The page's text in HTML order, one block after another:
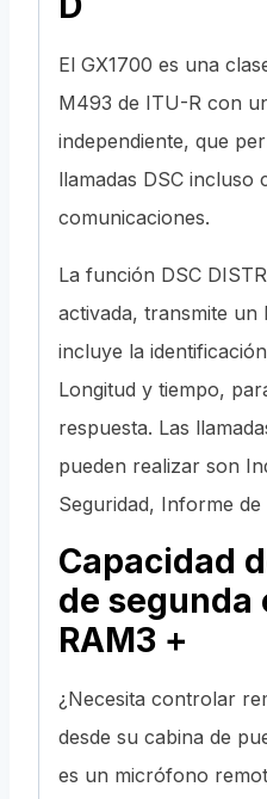
El GX1700 es una
M493 de ITU-R con
independiente, que
llamadas DSC incluso
comunicaciones.
La función DSC
activada, transmite un
incluye la
Longitud y tiempo,
respuesta. Las
pueden realizar son
Seguridad, Informe
Capacidad
de segunda
RAM3 +
¿Necesita controlar
desde su cabina de
es un micrófono